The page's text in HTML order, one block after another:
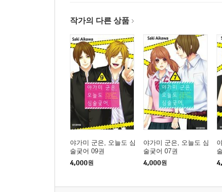
작가의 다른 상품
야가미 군은, 오늘도 심
술궂어 09권
4,000원
야가미 군은, 오늘도 심
술궂어 07권
4,000원